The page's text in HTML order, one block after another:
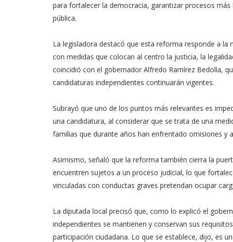
para fortalecer la democracia, garantizar procesos
pública.
La legisladora destacó que esta reforma responde a la
con medidas que colocan al centro la justicia, la
coincidió con el gobernador Alfredo Ramírez Bedolla,
candidaturas independientes continuarán vigentes.
Subrayó que uno de los puntos más relevantes es
una candidatura, al considerar que se trata de una
familias que durante años han enfrentado omisiones y
Asimismo, señaló que la reforma también cierra la
encuentren sujetos a un proceso judicial, lo que
vinculadas con conductas graves pretendan ocupar
La diputada local precisó que, como lo explicó el
independientes se mantienen y conservan sus
participación ciudadana. Lo que se establece, dijo, es